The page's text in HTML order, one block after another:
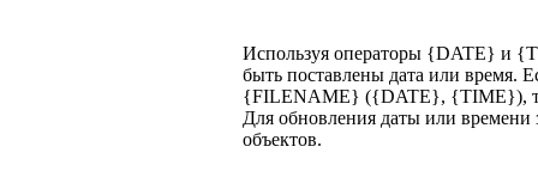
Используя операторы {DATE} и
быть поставлены дата или время.
{FILENAME} ({DATE}, {TIME}), то
Для обновления даты или времени
объектов.